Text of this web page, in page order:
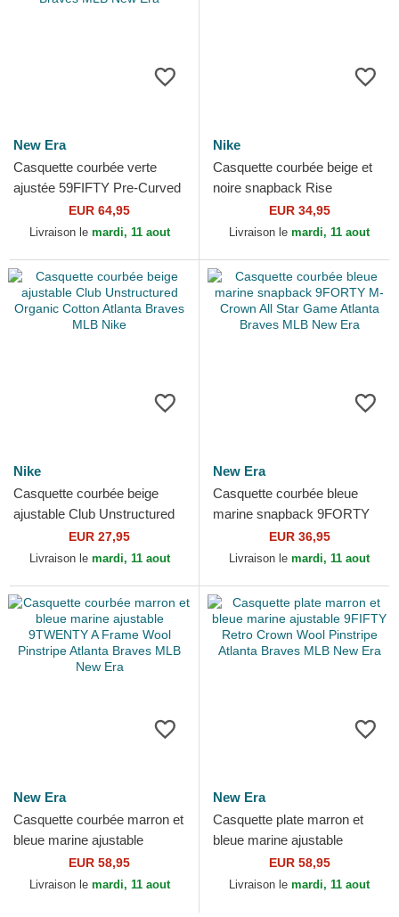
New Era
Casquette courbée verte
ajustée 59FIFTY Pre-Curved
American Herringbone
Atlanta Braves MLB New Era
EUR 64,95
Livraison le mardi, 11 aout
Nike
Casquette courbée beige et
noire snapback Rise
Structured Atlanta Braves
MLB Nike
EUR 34,95
Livraison le mardi, 11 aout
Nike
Casquette courbée beige
ajustable Club Unstructured
Organic Cotton Atlanta
Braves MLB Nike
EUR 27,95
Livraison le mardi, 11 aout
New Era
Casquette courbée bleue
marine snapback 9FORTY
M-Crown All Star Game
Atlanta Braves MLB New Era
EUR 36,95
Livraison le mardi, 11 aout
New Era
Casquette courbée marron et
bleue marine ajustable
9TWENTY A Frame Wool
Pinstripe Atlanta Braves...
EUR 58,95
Livraison le mardi, 11 aout
New Era
Casquette plate marron et
bleue marine ajustable
9FIFTY Retro Crown Wool
Pinstripe Atlanta Braves...
EUR 58,95
Livraison le mardi, 11 aout